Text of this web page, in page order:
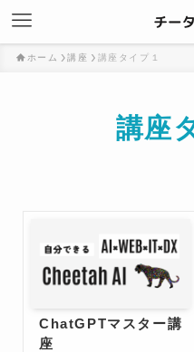
ホーム 講座 講座タイプ１
講座
ChatGPTマスター講
座